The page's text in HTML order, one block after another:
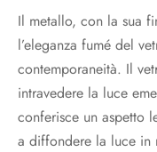
Il metallo, con la sua
l’eleganza fumé del
contemporaneità. Il
intravedere la luce
conferisce un aspetto
a diffondere la luce in